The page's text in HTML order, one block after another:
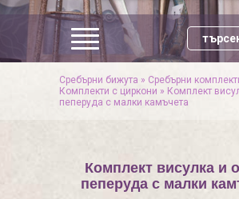
Сребърни бижута » Сребърни
Комплекти с циркони » Комплект
пеперуда с малки камъчета
Комплект висулка и
пеперуда с малки